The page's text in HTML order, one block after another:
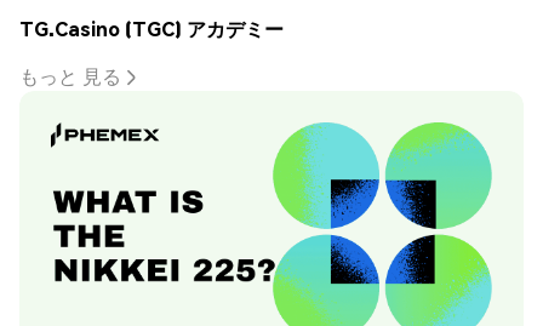
TG.Casino (TGC) アカデミー
もっと 見る